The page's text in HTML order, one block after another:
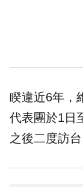
睽違近6年，
代表團於1日
之後二度訪台